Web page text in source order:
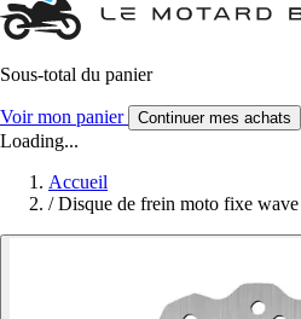
Sous-total du panier
Voir mon panier Continuer mes achats
Loading...
Accueil
/ Disque de frein moto fixe